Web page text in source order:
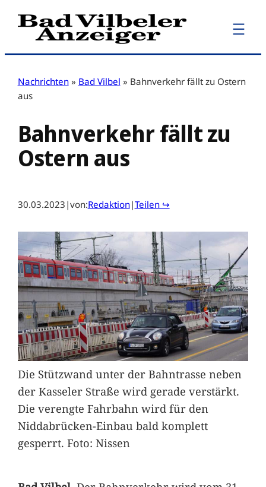
Zum
Inhalt
Nachrichten » Bad Vilbel » Bahnverkehr fällt zu Ostern
aus
Bahnverkehr fällt zu
Ostern aus
30.03.2023 |von:Redaktion|Teilen ↪
Die Stützwand unter der Bahntrasse neben
der Kasseler Straße wird gerade verstärkt.
Die verengte Fahrbahn wird für den
Niddabrücken-Einbau bald komplett
gesperrt. Foto: Nissen